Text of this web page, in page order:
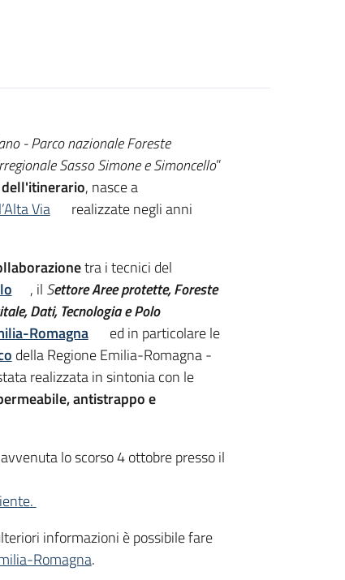
- Parco nazionale Foreste
Sasso Simone e Simoncello”
, nasce a
Via
realizzate negli anni
tra i tecnici del
, il Settore Aree protette, Foreste
Dati, Tecnologia e Polo
Romagna
ed in particolare le
della Regione Emilia-Romagna -
realizzata in sintonia con le
antistrappo e
lo scorso 4 ottobre presso il
informazioni è possibile fare
Romagna.